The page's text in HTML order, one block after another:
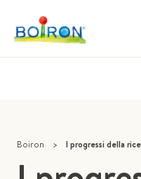
Boiron > I progressi della